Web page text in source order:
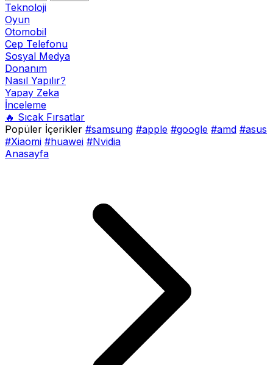
Teknoloji
Oyun
Otomobil
Cep Telefonu
Sosyal Medya
Donanım
Nasıl Yapılır?
Yapay Zeka
İnceleme
🔥 Sıcak Fırsatlar
Popüler İçerikler #samsung #apple #google #amd #asus
#Xiaomi #huawei #Nvidia
Anasayfa